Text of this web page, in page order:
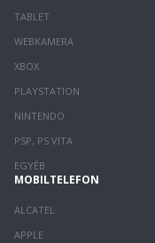
TABLET
WEBKAMERA
XBOX
PLAYSTATION
NINTENDO
PSP, PS VITA
EGYÉB
MOBILTELEFON
ALCATEL
APPLE